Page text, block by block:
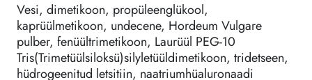
Vesi, dimetikoon, propüleenglükool,
kaprüülmetikoon, undecene, Hordeum Vulgare
pulber, fenüültrimetikoon, Laurüül PEG-10
Tris(Trimetüülsiloksü)silyletüüldimetikoon, tridetseen,
hüdrogeenitud letsitiin, naatriumhüaluronaadi